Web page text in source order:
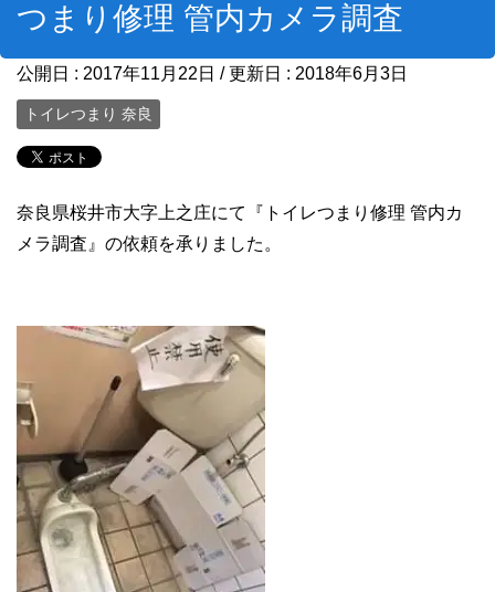
つまり修理 管内カメラ調査
公開日 : 2017年11月22日 / 更新日 : 2018年6月3日
トイレつまり 奈良
奈良県桜井市大字上之庄にて『トイレつまり修理 管内カ
メラ調査』の依頼を承りました。